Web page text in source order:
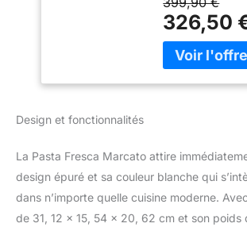
inclus (lasagne,
fettuccine y
Made in Italy:
entièrement en
326,50
Design et fonctionnalités
La Pasta Fresca Marcato attire
design épuré et sa couleur blanche qui
dans n’importe quelle cuisine moderne.
de 31, 12 x 15, 54 x 20, 62 cm et son poids